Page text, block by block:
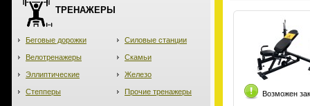
ТРЕНАЖЕРЫ
Беговые дорожки
Велотренажеры
Эллиптические
Степперы
Силовые станции
Скамьи
Железо
Прочие тренажеры Возможен